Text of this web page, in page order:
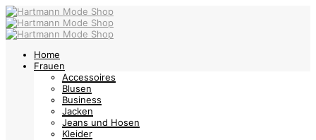
Home
Frauen
Accessoires
Blusen
Business
Jacken
Jeans und Hosen
Kleider